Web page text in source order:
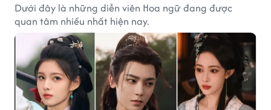
Dưới đây là những diễn viên Hoa ngữ đang được
quan tâm nhiều nhất hiện nay.